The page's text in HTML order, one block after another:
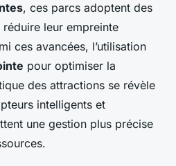
, ces parcs adoptent des
leur empreinte
ces avancées, l’utilisation
pour optimiser la
des attractions se révèle
intelligents et
une gestion plus précise